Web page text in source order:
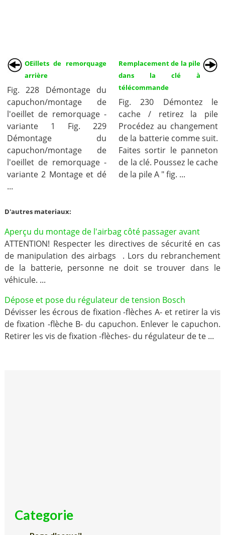
OEillets de remorquage
arrière
Fig. 228 Démontage du
capuchon/montage de
l'oeillet de remorquage -
variante 1 Fig. 229
Démontage du
capuchon/montage de
l'oeillet de remorquage -
variante 2 Montage et dé
...
Remplacement de la pile
dans la clé à
télécommande
Fig. 230 Démontez le
cache / retirez la pile
Procédez au changement
de la batterie comme suit.
Faites sortir le panneton
de la clé. Poussez le cache
de la pile A " fig. ...
D'autres materiaux:
Aperçu du montage de l'airbag côté passager avant
ATTENTION! Respecter les directives de sécurité en cas
de manipulation des airbags . Lors du rebranchement
de la batterie, personne ne doit se trouver dans le
véhicule. ...
Dépose et pose du régulateur de tension Bosch
Dévisser les écrous de fixation -flèches A- et retirer la vis
de fixation -flèche B- du capuchon. Enlever le capuchon.
Retirer les vis de fixation -flèches- du régulateur de te ...
Categorie